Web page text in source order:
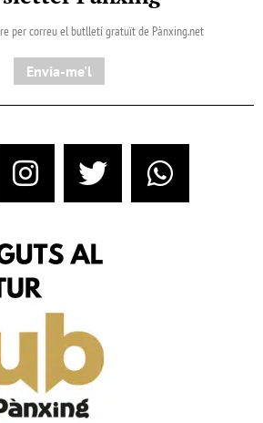
per correu el butlletí gratuït de Pànxing.net​
Envia-me'l